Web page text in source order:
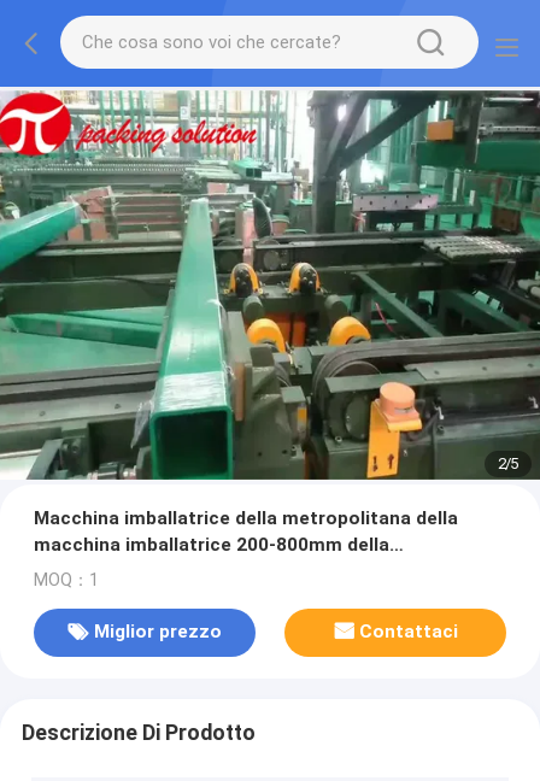
2/5
Macchina imballatrice della metropolitana della
macchina imballatrice 200-800mm della
metropolitana inossidabile di plastica d'acciaio
MOQ：1
Miglior prezzo Contattaci
Descrizione Di Prodotto